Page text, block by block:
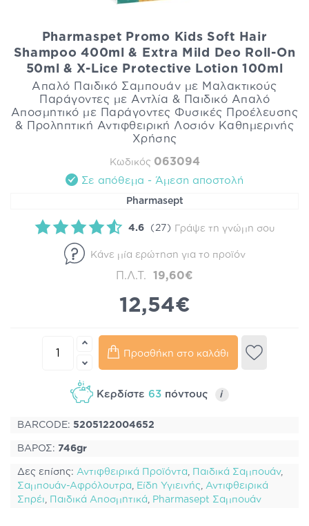
Pharmaspet Promo Kids Soft Hair
Shampoo 400ml & Extra Mild Deo Roll-On
50ml & X-Lice Protective Lotion 100ml
Απαλό Παιδικό Σαμπουάν με Μαλακτικούς
Παράγοντες με Αντλία & Παιδικό Απαλό
Αποσμητικό με Παράγοντες Φυσικές Προέλευσης
& Προληπτική Αντιφθειρική Λοσιόν Καθημερινής
Χρήσης
Κωδικός 063094
Σε απόθεμα - Άμεση αποστολή
Pharmasept
4.6 (27) Γράψε τη γνώμη σου
Κάνε μία ερώτηση για το προϊόν
Π.Λ.Τ. 19,60€
12,54€
Προσθήκη στο καλάθι
Κερδίστε 63πόντους i
BARCODE: 5205122004652
ΒΑΡΟΣ: 746gr
Δες επίσης: Αντιφθειρικά Προϊόντα, Παιδικά Σαμπουάν,
Σαμπουάν-Αφρόλουτρα, Είδη Υγιεινής, Αντιφθειρικά
Σπρέι, Παιδικά Αποσμητικά, Pharmasept Σαμπουάν